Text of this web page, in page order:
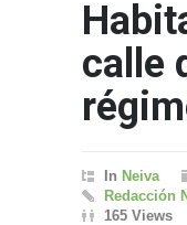
calle
In Neiva
Redacción
165 Views